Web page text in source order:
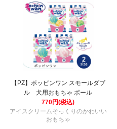
【PZ】ポッピンワン スモールダブ
ル 犬用おもちゃ ボール
770円(税込)
アイスクリームそっくりのかわいい
おもちゃ